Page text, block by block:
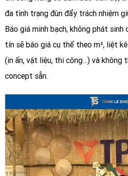
đa tình trạng đùn đẩy trách nhiệm
Báo giá minh bạch, không phát
tín sẽ báo giá cụ thể theo m², liệt
(in ấn, vật liệu, thi công…) và không
concept sẵn.